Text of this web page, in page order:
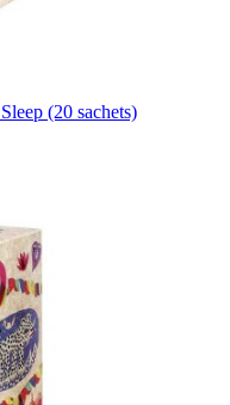
(20 sachets)